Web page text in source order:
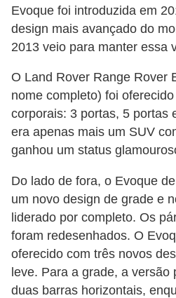
Evoque foi introduzida em
design mais avançado do
2013 veio para manter essa
O Land Rover Range Rover
nome completo) foi
corporais: 3 portas, 5 portas
era apenas mais um SUV
ganhou um status
Do lado de fora, o Evoque
um novo design de grade e
liderado por completo. Os
foram redesenhados. O
oferecido com três novos
leve. Para a grade, a versão
duas barras horizontais,